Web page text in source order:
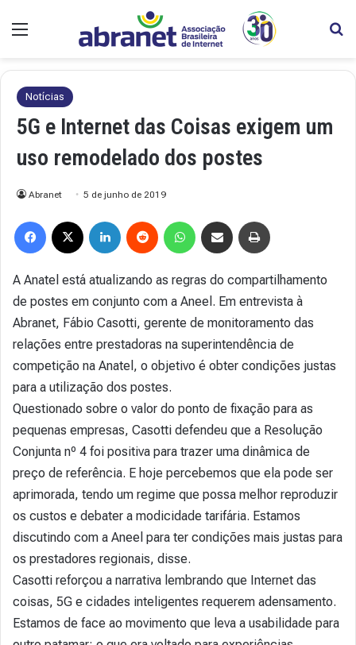
Notícias
5G e Internet das Coisas exigem um
uso remodelado dos postes
Abranet 5 de junho de 2019
A Anatel está atualizando as regras do compartilhamento
de postes em conjunto com a Aneel. Em entrevista à
Abranet, Fábio Casotti, gerente de monitoramento das
relações entre prestadoras na superintendência de
competição na Anatel, o objetivo é obter condições justas
para a utilização dos postes.
Questionado sobre o valor do ponto de fixação para as
pequenas empresas, Casotti defendeu que a Resolução
Conjunta nº 4 foi positiva para trazer uma dinâmica de
preço de referência. E hoje percebemos que ela pode ser
aprimorada, tendo um regime que possa melhor reproduzir
os custos e debater a modicidade tarifária. Estamos
discutindo com a Aneel para ter condições mais justas para
os prestadores regionais, disse.
Casotti reforçou a narrativa lembrando que Internet das
coisas, 5G e cidades inteligentes requerem adensamento.
Estamos de face ao movimento que leva a usabilidade para